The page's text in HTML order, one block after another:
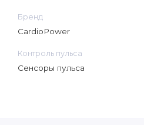
Бренд
CardioPower
Контроль пульса
Сенсоры пульса